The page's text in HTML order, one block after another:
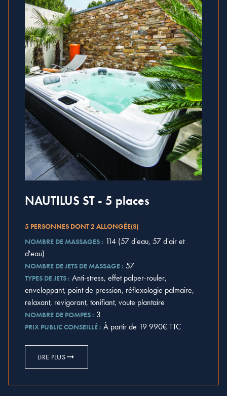
NAUTILUS ST - 5 places
5 PERSONNES DONT 2 ALLONGÉE(S)
NOMBRE DE MASSAGES : 114 (57 d'eau, 57 d'air et
d'eau)
NOMBRE DE JETS DE MASSAGE : 57
TYPES DE JETS : Anti-stress, effet palper-rouler,
enveloppant, point de pression, réflexologie palmaire,
relaxant, revigorant, tonifiant, voute plantaire
NOMBRE DE POMPES : 3
PRIX PUBLIC CONSEILLÉ : À partir de 19 990€ TTC
LIRE PLUS